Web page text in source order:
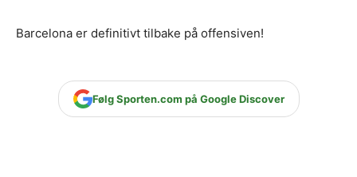
Barcelona er definitivt tilbake på offensiven!
Følg Sporten.com på Google Discover